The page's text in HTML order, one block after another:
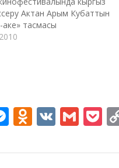
Актан Арым Кубаттын
аке» тасмасы
Тасманын
башкы каармандын
койгон режиссер
M O V G P